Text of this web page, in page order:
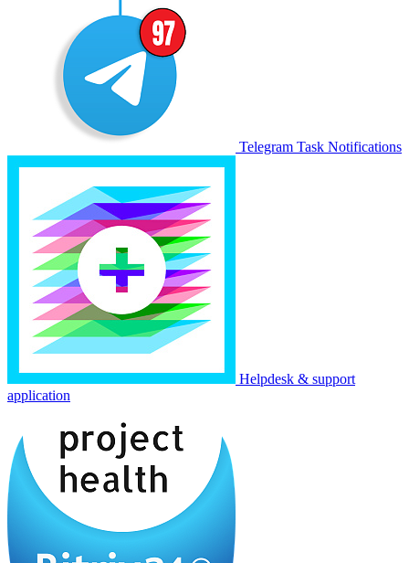
Telegram Task Notifications
Helpdesk & support
application